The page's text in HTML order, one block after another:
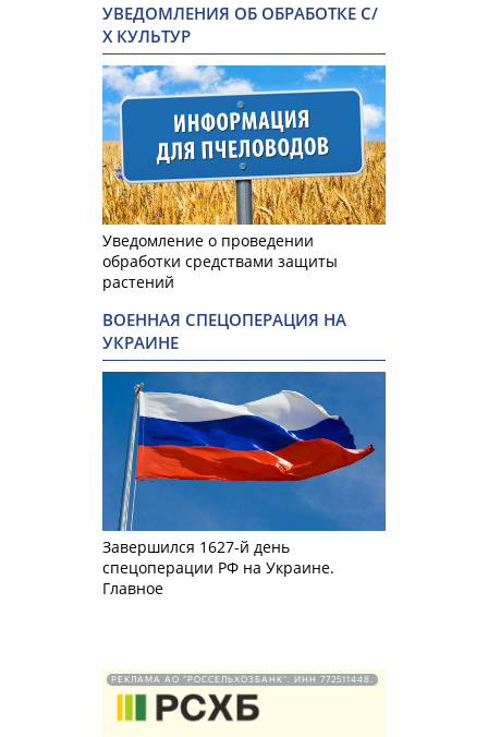
УВЕДОМЛЕНИЯ ОБ ОБРАБОТКЕ С/
Х КУЛЬТУР
Уведомление о проведении
обработки средствами защиты
растений
ВОЕННАЯ СПЕЦОПЕРАЦИЯ НА
УКРАИНЕ
Завершился 1627-й день
спецоперации РФ на Украине.
Главное
РЕКЛАМА АО "РОССЕЛЬХОЗБАНК". ИНН 772511448.